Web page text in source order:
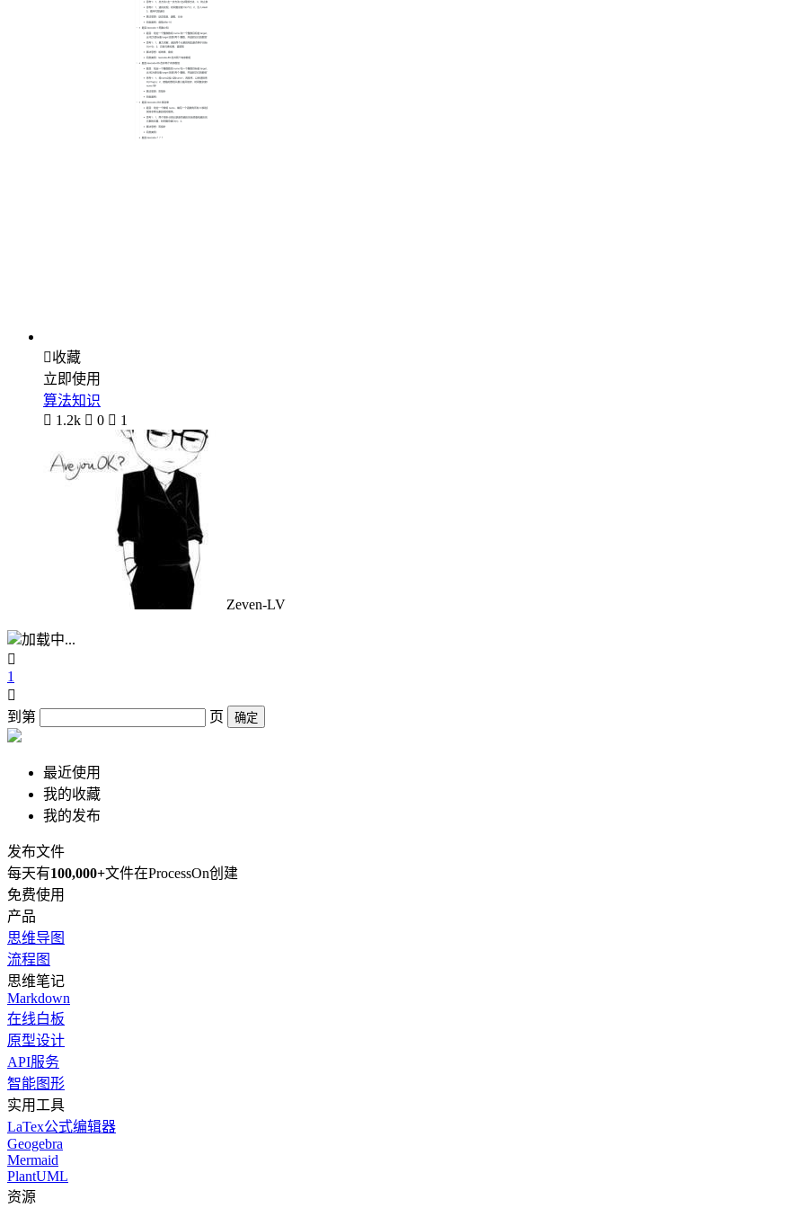
收藏
立即使用
算法知识
 1.2k  0  1
Zeven-LV
加载中...

1

到第
页 确定
最近使用
我的收藏
我的发布
发布文件
每天有100,000+文件在ProcessOn创建
免费使用
产品
思维导图
流程图
思维笔记
Markdown
在线白板
原型设计
API服务
智能图形
实用工具
LaTex公式编辑器
Geogebra
Mermaid
PlantUML
资源